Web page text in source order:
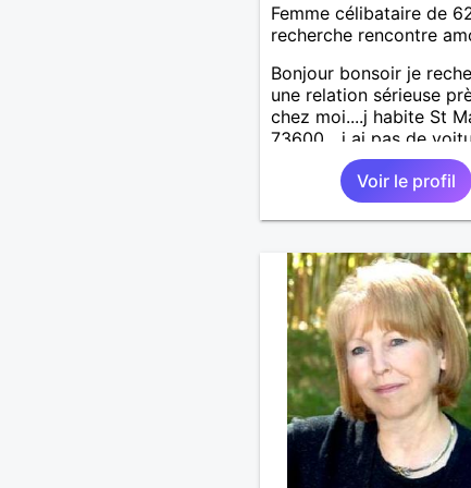
Femme célibataire de
recherche rencontre
Bonjour bonsoir je
une relation sérieuse
chez moi....j habite St
73600....j ai pas de
50km ... quelqu'un qui
entre 55 et 64
de préférence même
qui n aurait garder
ex...si vous
recherche ecrivez moi
répondrai...
Voir le profil